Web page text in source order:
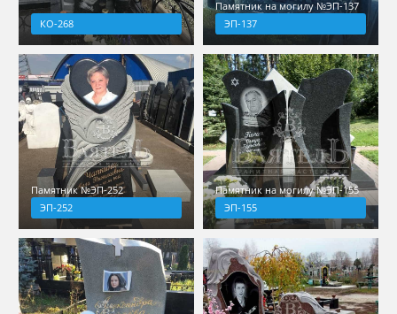
КО-268
Памятник на могилу №ЭП-137
ЭП-137
Памятник №ЭП-252
ЭП-252
Памятник на могилу №ЭП-155
ЭП-155